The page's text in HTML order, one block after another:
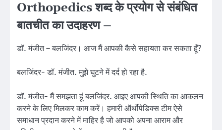
Orthopedics शब्द के प्रयोग से संबंधित
बातचीत का उदाहरण –
डॉ. मंजीत – बलजिंदर। आज मैं आपकी कैसे सहायता कर सकता हूँ?
बलजिंदर- डॉ. मंजीत. मुझे घुटने में दर्द हो रहा है.
डॉ. मंजीत- मैं समझता हूं बलजिंदर. आइए आपकी स्थिति का आकलन
करने के लिए मिलकर काम करें। हमारी ऑर्थोपेडिक्स टीम ऐसे
समाधान प्रदान करने में माहिर है जो आपको अपना आराम और